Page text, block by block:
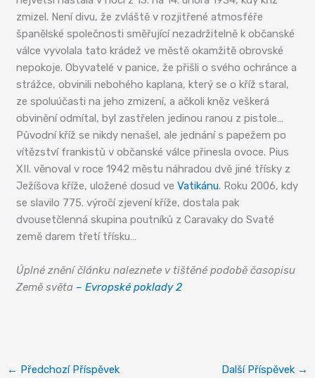
zmizel. Není divu, že zvláště v rozjitřené atmosféře
španělské společnosti směřující nezadržitelně k občanské
válce vyvolala tato krádež ve městě okamžitě obrovské
nepokoje. Obyvatelé v panice, že přišli o svého ochránce a
strážce, obvinili nebohého kaplana, který se o kříž staral,
ze spoluúčasti na jeho zmizení, a ačkoli kněz veškerá
obvinění odmítal, byl zastřelen jedinou ranou z pistole…
Původní kříž se nikdy nenašel, ale jednání s papežem po
vítězství frankistů v občanské válce přinesla ovoce. Pius
XII. věnoval v roce 1942 městu náhradou dvě jiné třísky z
Ježíšova kříže, uložené dosud veVatikánu. Roku 2006, kdy
se slavilo 775. výročí zjevení kříže, dostala pak
dvousetčlenná skupina poutníků z Caravaky do Svaté
země darem třetí třísku…
Úplné znění článku naleznete v tištěné podobě časopisu
Země světa – Evropské poklady 2
← Předchozí Příspěvek Další Příspěvek →